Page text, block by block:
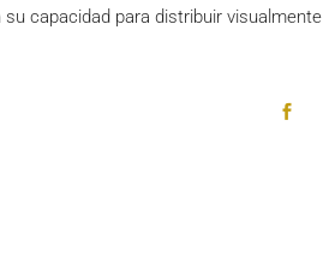
capacidad para distribuir visualmente